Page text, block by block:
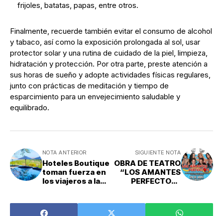
frijoles, batatas, papas, entre otros.
Finalmente, recuerde también evitar el consumo de alcohol
y tabaco, así como la exposición prolongada al sol, usar
protector solar y una rutina de cuidado de la piel, limpieza,
hidratación y protección. Por otra parte, preste atención a
sus horas de sueño y adopte actividades físicas regulares,
junto con prácticas de meditación y tiempo de
esparcimiento para un envejecimiento saludable y
equilibrado.
NOTA ANTERIOR
Hoteles Boutique
toman fuerza en
los viajeros a la
que ofrecen
SIGUIENTE NOTA
OBRA DE TEATRO
“LOS AMANTES
PERFECTOS”